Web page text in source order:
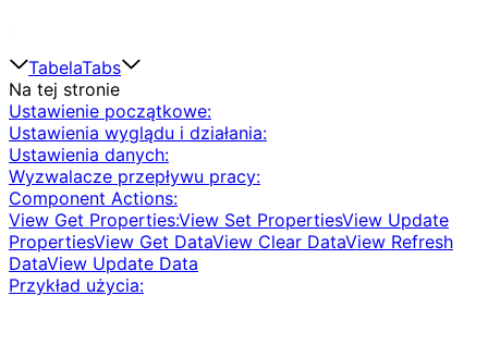
TabelaTabs
Na tej stronie
Ustawienie początkowe:
Ustawienia wyglądu i działania:
Ustawienia danych:
Wyzwalacze przepływu pracy:
Component Actions:
View Get Properties:View Set PropertiesView Update
PropertiesView Get DataView Clear DataView Refresh
DataView Update Data
Przykład użycia: